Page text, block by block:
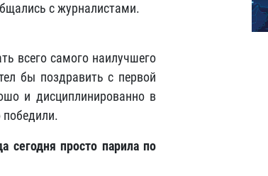
с журналистами.
всего самого наилучшего
бы поздравить с первой
и дисциплинированно в
сегодня просто парила по